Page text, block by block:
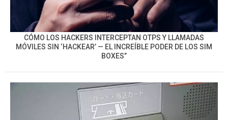
CÓMO LOS HACKERS INTERCEPTAN OTPS Y LLAMADAS
MÓVILES SIN ‘HACKEAR’ — EL INCREÍBLE PODER DE LOS SIM
BOXES”